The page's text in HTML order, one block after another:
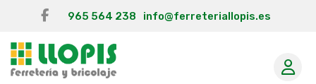
965 564 238 info@ferreteriallopis.es